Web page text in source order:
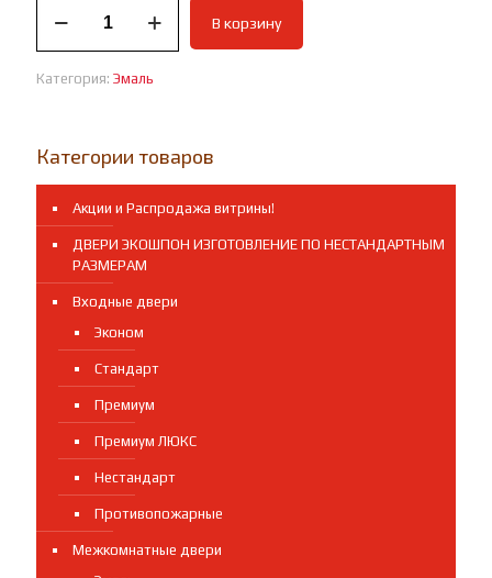
товара
S
серая
В корзину
Категория: Эмаль
Категории товаров
Акции и Распродажа витрины!
ДВЕРИ ЭКОШПОН ИЗГОТОВЛЕНИЕ ПО НЕСТАНДАРТНЫМ
РАЗМЕРАМ
Входные двери
Эконом
Стандарт
Премиум
Премиум ЛЮКС
Нестандарт
Противопожарные
Межкомнатные двери